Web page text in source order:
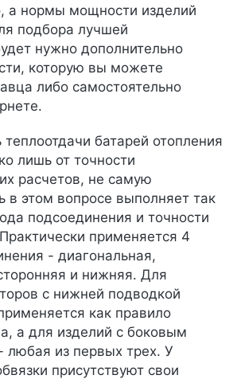
а нормы мощности изделий
подбора лучшей
нужно дополнительно
которую вы можете
либо самостоятельно
теплоотдачи батарей отопления
лишь от точности
расчетов, не самую
в этом вопросе выполняет так
подсоединения и точности
применяется 4
- диагональная,
и нижняя. Для
с нижней подводкой
как правило
а для изделий с боковым
из первых трех. У
присутствуют свои